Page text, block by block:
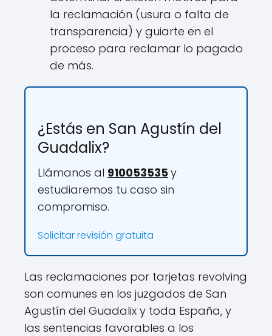
la reclamación (usura o falta de
transparencia) y guiarte en el
proceso para reclamar lo pagado
de más.
¿Estás en San Agustín del
Guadalix?
Llámanos al 910053535y
estudiaremos tu caso sin
compromiso.
Solicitar revisión gratuita
Las reclamaciones por tarjetas revolving
son comunes en los juzgados de San
Agustín del Guadalix y toda España, y
las sentencias favorables a los